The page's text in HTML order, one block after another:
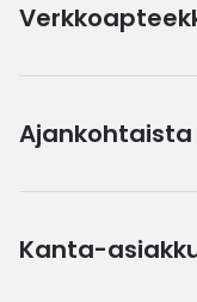
Ajankohtaista
Kanta-